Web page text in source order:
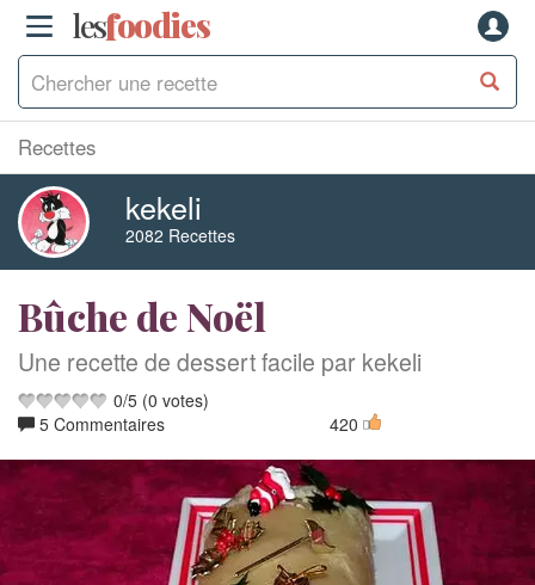
lesfoodies
Recettes
kekeli
2082 Recettes
Bûche de Noël
Une recette de dessert facile par kekeli
0/5 (0 votes)
5 Commentaires
420